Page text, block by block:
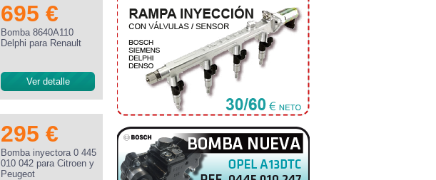
695 €
Bomba 8640A110
Delphi para Renault
Ver detalle
295 €
Bomba inyectora 0 445
010 042 para Citroen y
Peugeot